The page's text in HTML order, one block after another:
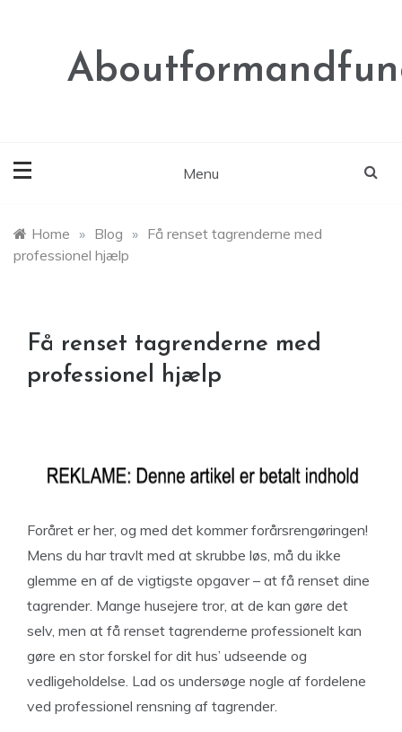
Menu
Home » Blog » Få renset tagrenderne med
professionel hjælp
Få renset tagrenderne med
professionel hjælp
Foråret er her, og med det kommer forårsrengøringen!
Mens du har travlt med at skrubbe løs, må du ikke
glemme en af de vigtigste opgaver – at få renset dine
tagrender. Mange husejere tror, at de kan gøre det
selv, men at få renset tagrenderne professionelt kan
gøre en stor forskel for dit hus’ udseende og
vedligeholdelse. Lad os undersøge nogle af fordelene
ved professionel rensning af tagrender.